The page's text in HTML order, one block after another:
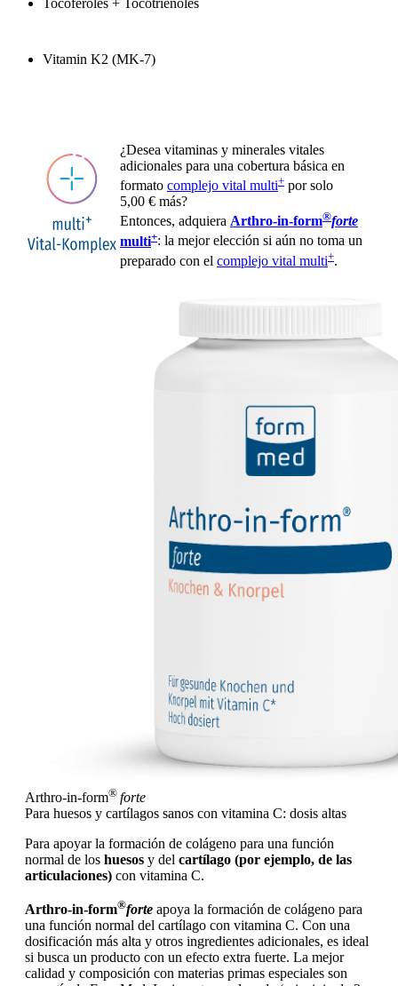
Vitamin K2 (MK-7)
¿Desea vitaminas y minerales vitales
adicionales para una cobertura básica en
formato complejo vital multi+ por solo
5,00 € más?
Entonces, adquiera Arthro-in-form®forte
multi+: la mejor elección si aún no toma un
preparado con el complejo vital multi+.
Arthro-in-form® forte
Para huesos y cartílagos sanos con vitamina C: dosis altas
Para apoyar la formación de colágeno para una función
normal de los huesos y del cartílago (por ejemplo, de las
articulaciones) con vitamina C.
Arthro-in-form®forte apoya la formación de colágeno para
una función normal del cartílago con vitamina C. Con una
dosificación más alta y otros ingredientes adicionales, es ideal
si busca un producto con un efecto extra fuerte. La mejor
calidad y composición con materias primas especiales son